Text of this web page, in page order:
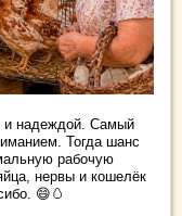
и надеждой. Самый
Тогда шанс
рабочую
нервы и кошелёк
😄🥚